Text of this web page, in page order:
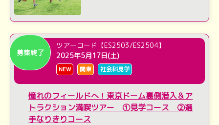
募集終了
ツアーコード【ES2503/ES2504】
2025年5月17日(土)
NEW 関東 社会科見学
憧れのフィールドへ！東京ドーム裏側潜入＆ア
トラクション満喫ツアー ①見学コース ②選
手なりきりコース